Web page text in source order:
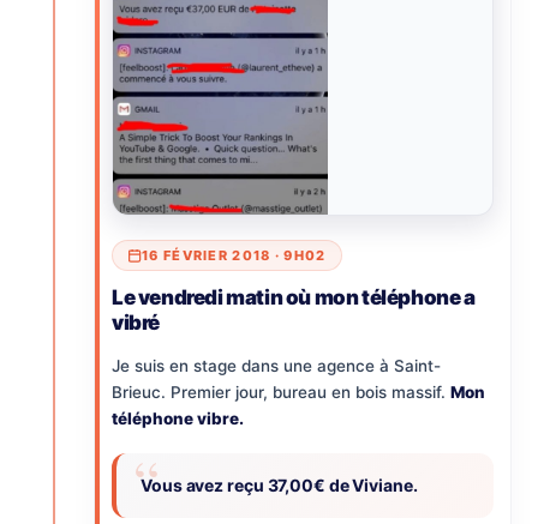
16 FÉVRIER 2018 · 9H02
Le vendredi matin où mon téléphone a
vibré
Je suis en stage dans une agence à Saint-
Brieuc. Premier jour, bureau en bois massif. Mon
téléphone vibre.
Vous avez reçu 37,00€ de Viviane.